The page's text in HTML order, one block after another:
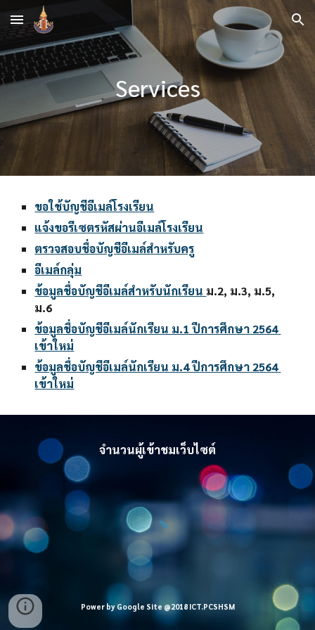
Skip to main content Skip to navigation
Services
ขอใช้บัญชีอีเมล์โรงเรียน
แจ้งขอรีเซตรหัสผ่านอีเมล์โรงเรียน
ตรวจสอบชื่อบัญชีอีเมล์สำหรับครู
อีเมล์กลุ่ม
ข้อมูลชื่อบัญชีอีเมล์สำหรับนักเรียน ม.2, ม.3, ม.5,
ม.6
ข้อมูลชื่อบัญชีอีเมล์นักเรียน ม.1 ปีการศึกษา 2564
เข้าใหม่
ข้อมูลชื่อบัญชีอีเมล์นักเรียน ม.4 ปีการศึกษา 2564
เข้าใหม่
จำนวนผู้เข้าชมเว็บไซต์
Power by Google Site @2018 ICT.PCSHSM